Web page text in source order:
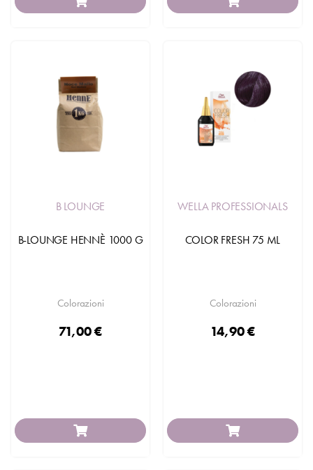
B LOUNGE
B-LOUNGE HENNÈ 1000 G
Colorazioni
71,00 €
WELLA PROFESSIONALS
COLOR FRESH 75 ML
Colorazioni
14,90 €